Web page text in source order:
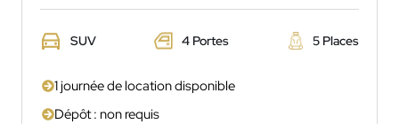
SUV 4 Portes 5 Places
1 journée de location disponible
Dépôt : non requis